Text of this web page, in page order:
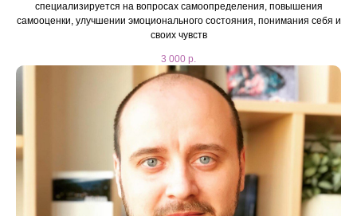
специализируется на вопросах самоопределения, повышения
самооценки, улучшении эмоционального состояния, понимания себя и
своих чувств
3 000 р.
м. Бауманская